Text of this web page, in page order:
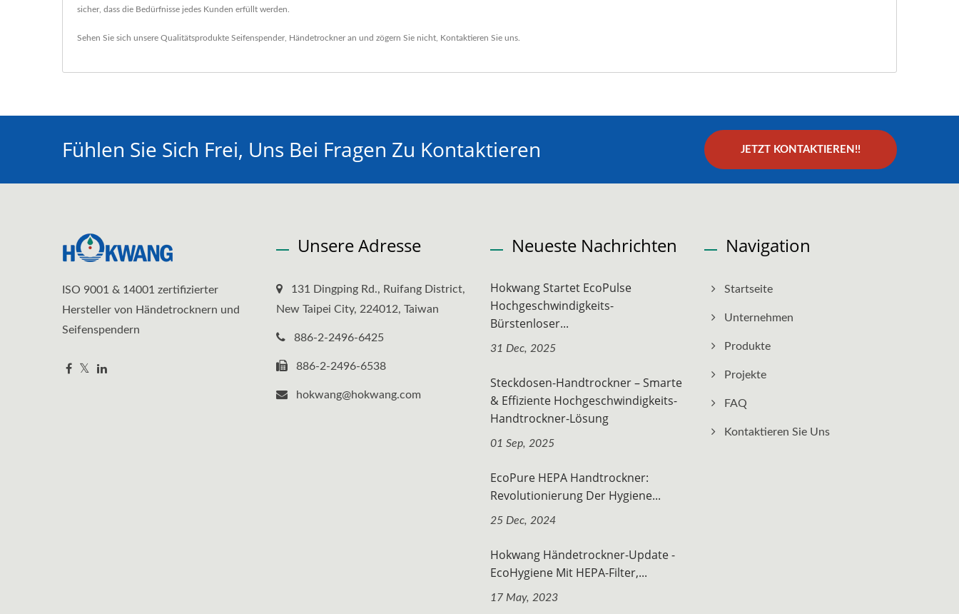
sicher, dass die Bedürfnisse jedes Kunden erfüllt werden.
Sehen Sie sich unsere Qualitätsprodukte Seifenspender, Händetrockneran und zögern Sie nicht, Kontaktieren Sie uns
Fühlen Sie Sich Frei, Uns Bei Fragen Zu Kontaktieren JETZT KONTAKTIEREN!!
ISO 9001 & 14001 zertifizierter
Hersteller von Händetrocknern und
Seifenspendern
Unsere Adresse
131 Dingping Rd., Ruifang District,
New Taipei City, 224012, Taiwan
886-2-2496-6425
886-2-2496-6538
hokwang@hokwang.com
Neueste Nachrichten
Hokwang Startet EcoPulse
Hochgeschwindigkeits-
Bürstenloser...
31 Dec, 2025
Steckdosen-Handtrockner – Smarte
& Effiziente Hochgeschwindigkeits-
Handtrockner-Lösung
01 Sep, 2025
EcoPure HEPA Handtrockner:
Revolutionierung Der Hygiene...
25 Dec, 2024
Hokwang Händetrockner-Update -
EcoHygiene Mit HEPA-Filter,...
17 May, 2023
Navigation
Startseite
Unternehmen
Produkte
Projekte
FAQ
Kontaktieren Sie Uns